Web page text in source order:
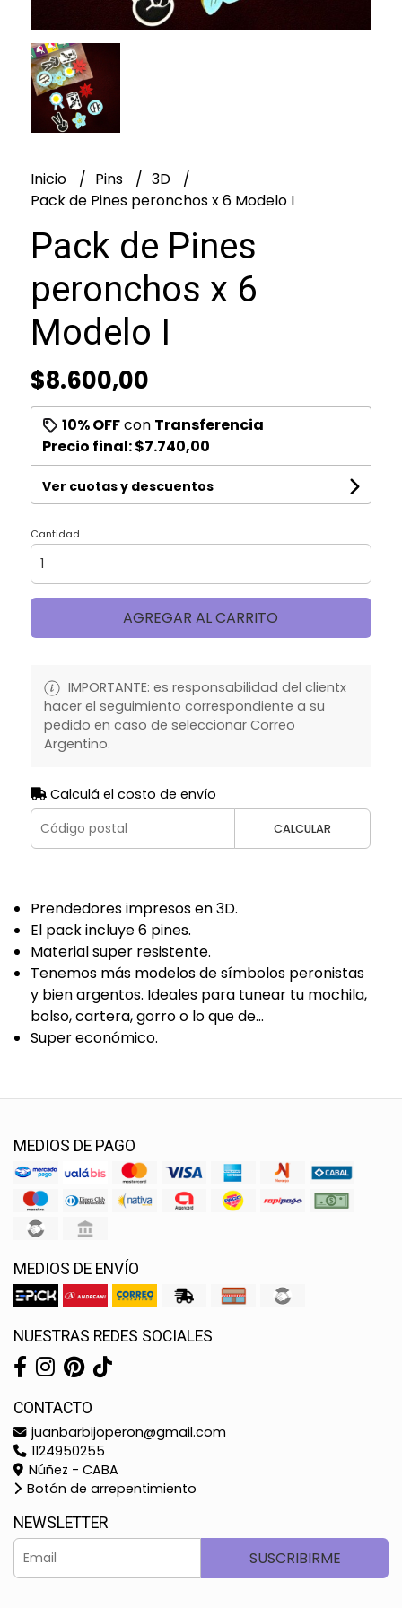
Inicio Pins
3D
Pack de Pines peronchos x 6 Modelo I
Pack de Pines
peronchos x 6
Modelo I
$8.600,00
10% OFFcon Transferencia
Precio final:$7.740,00
Ver cuotas y descuentos
Cantidad
AGREGAR AL CARRITO
IMPORTANTE: es responsabilidad del clientx
hacer el seguimiento correspondiente a su
pedido en caso de seleccionar Correo
Argentino.
Calculá el costo de envío
CALCULAR
Prendedores impresos en 3D.
El pack incluye 6 pines.
Material super resistente.
Tenemos más modelos de símbolos peronistas
y bien argentos. Ideales para tunear tu mochila,
bolso, cartera, gorro o lo que de...
Super económico.
MEDIOS DE PAGO
MEDIOS DE ENVÍO
NUESTRAS REDES SOCIALES
CONTACTO
juanbarbijoperon@gmail.com
1124950255
Núñez - CABA
Botón de arrepentimiento
NEWSLETTER
SUSCRIBIRME